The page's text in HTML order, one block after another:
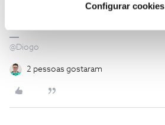
Configurar cookies
@Diogo
2 pessoas gostaram